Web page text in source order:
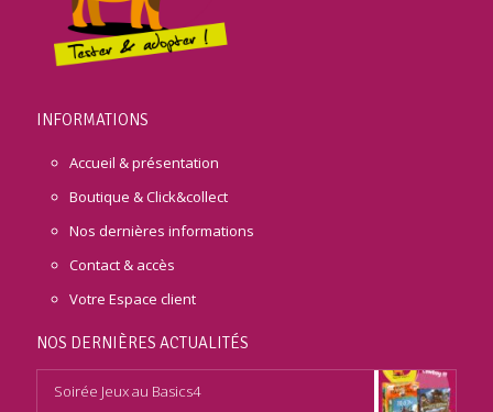
INFORMATIONS
Accueil & présentation
Boutique & Click&collect
Nos dernières informations
Contact & accès
Votre Espace client
NOS DERNIÈRES ACTUALITÉS
Soirée Jeux au Basics4